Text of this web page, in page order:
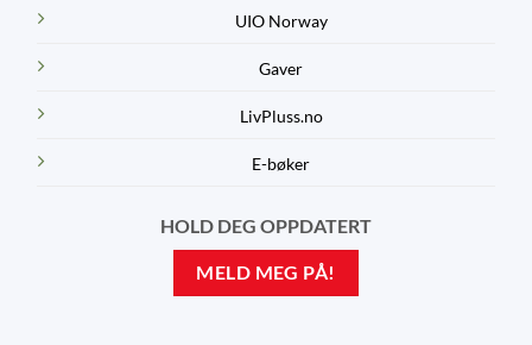
UIO Norway
Gaver
LivPluss.no
E-bøker
HOLD DEG OPPDATERT
MELD MEG PÅ!